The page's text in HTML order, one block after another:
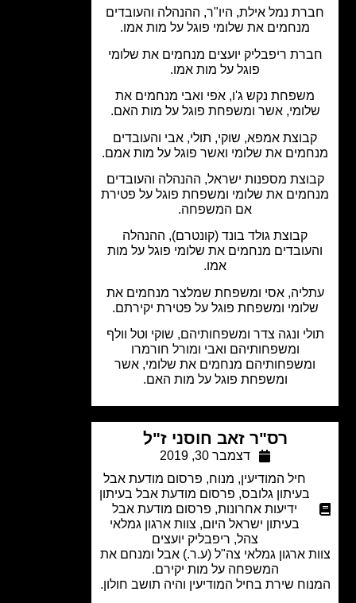
נמל אילת, היו"ר, ההנהלה והעובדים
מנחמים את שלומי פוגל על מות אמו.
ריפבליק יועצים מנחמים את שלומי
פוגל על מות אמו.
משפחת נקש ג'ו, אפי ואבי מנחמים את
אשר ומשפחת פוגל על מות האם.
אמפא, שוקי, תולי, אבי והעובדים
את שלומי ואשר פוגל על מות אמם.
מספנות ישראל, ההנהלה והעובדים
את שלומי ומשפחת פוגל על פטירת
אם המשפחה.
קבוצת גולד בונד (קונטרם), ההנהלה
מנחמים את שלומי פוגל על מות
אסי ומשפחת שמלצר מנחמים את
ומשפחת פוגל על פטירת יקירתם.
ונגה צדר ומשפחותיהם, שוקי וטל וולף
ומשפחותיהם ואבי ומורל חורמרו
מנחמים את שלומי, אשר
ומשפחת פוגל על מות האם.
רס"ר זאב חוסני ז"ל
דצמבר 30, 2019
חיל המודיעין,מנוח,פרסום מודעת אבל
בעיתון גלובס, פרסום מודעת אבל בעיתון
ידיעות אחרונות,פרסום מודעת אבל
בעיתון ישראל היום,צוות ארגון גמלאי
ריפבליק יועצים
ארגון גמלאי צה"ל (ע.ר.) אבל ומנחם את
המשפחה על מות יקירם.
שירת בחיל המודיעין והיה תושב חולון.